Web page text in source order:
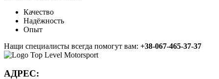
Качество
Надёжность
Опыт
Нащи специалисты всегда помогут вам: +38-067-465-37-37
АДРЕС: